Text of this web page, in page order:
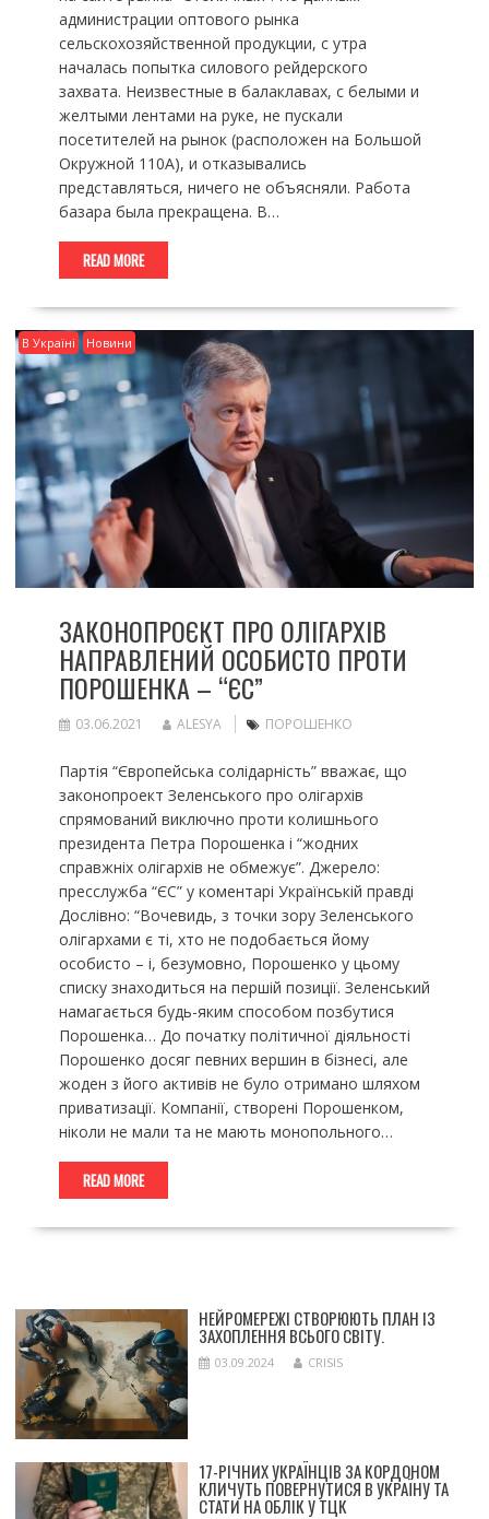
администрации оптового рынка
сельскохозяйственной продукции, с утра
началась попытка силового рейдерского
захвата. Неизвестные в балаклавах, с белыми и
желтыми лентами на руке, не пускали
посетителей на рынок (расположен на Большой
Окружной 110А), и отказывались
представляться, ничего не объясняли. Работа
базара была прекращена. В…
READ MORE
В Україні Новини
ЗАКОНОПРОЄКТ ПРО ОЛІГАРХІВ
НАПРАВЛЕНИЙ ОСОБИСТО ПРОТИ
ПОРОШЕНКА – “ЄС”
03.06.2021 ALESYA ПОРОШЕНКО
Партія “Європейська солідарність” вважає, що
законопроект Зеленського про олігархів
спрямований виключно проти колишнього
президента Петра Порошенка і “жодних
справжніх олігархів не обмежує”. Джерело:
пресслужба “ЄС” у коментарі Українській правді
Дослівно: “Вочевидь, з точки зору Зеленського
олігархами є ті, хто не подобається йому
особисто – і, безумовно, Порошенко у цьому
списку знаходиться на першій позиції. Зеленський
намагається будь-яким способом позбутися
Порошенка… До початку політичної діяльності
Порошенко досяг певних вершин в бізнесі, але
жоден з його активів не було отримано шляхом
приватизації. Компанії, створені Порошенком,
ніколи не мали та не мають монопольного…
READ MORE
НЕЙРОМЕРЕЖІ СТВОРЮЮТЬ ПЛАН ІЗ
ЗАХОПЛЕННЯ ВСЬОГО СВІТУ.
03.09.2024 CRISIS
17-РІЧНИХ УКРАЇНЦІВ ЗА КОРДОНОМ
КЛИЧУТЬ ПОВЕРНУТИСЯ В УКРАЇНУ ТА
СТАТИ НА ОБЛІК У ТЦК